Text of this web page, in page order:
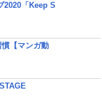
2020「Keep S
慣【マンガ動